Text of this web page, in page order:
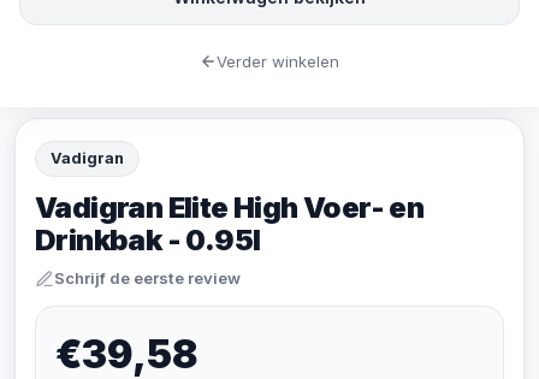
Vadigran
Vadigran Elite High Voer- en
Drinkbak - 0.95l
Schrijf de eerste review
€39,58
Verder winkelen